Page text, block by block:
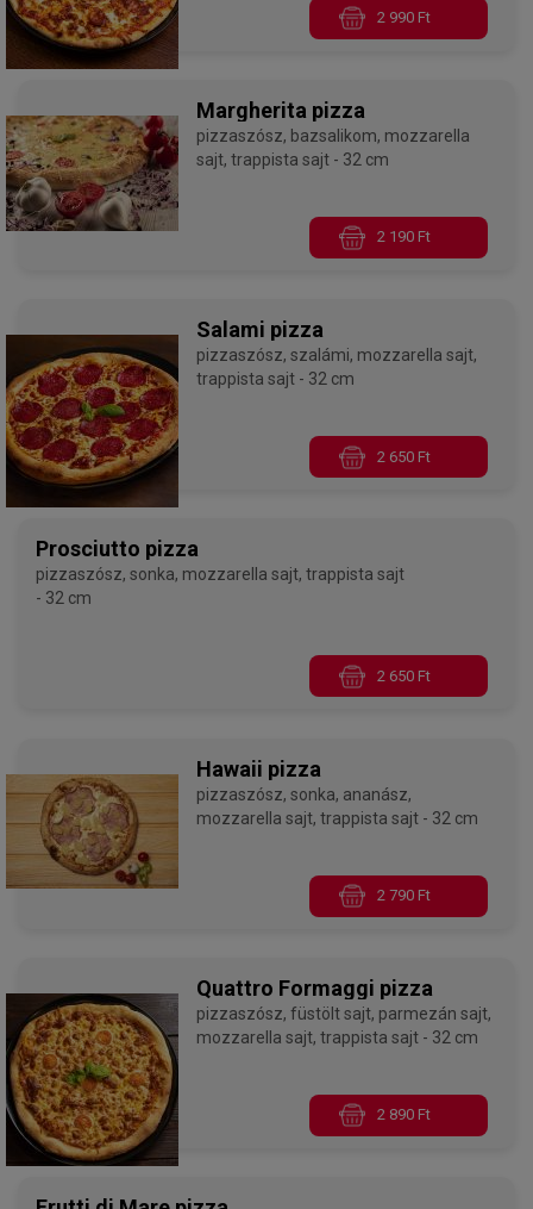
2 990 Ft
Margherita pizza
pizzaszósz, bazsalikom, mozzarella
sajt, trappista sajt - 32 cm
2 190 Ft
Salami pizza
pizzaszósz, szalámi, mozzarella sajt,
trappista sajt - 32 cm
2 650 Ft
Prosciutto pizza
pizzaszósz, sonka, mozzarella sajt, trappista sajt
- 32 cm
2 650 Ft
Hawaii pizza
pizzaszósz, sonka, ananász,
mozzarella sajt, trappista sajt - 32 cm
2 790 Ft
Quattro Formaggi pizza
pizzaszósz, füstölt sajt, parmezán sajt,
mozzarella sajt, trappista sajt - 32 cm
2 890 Ft